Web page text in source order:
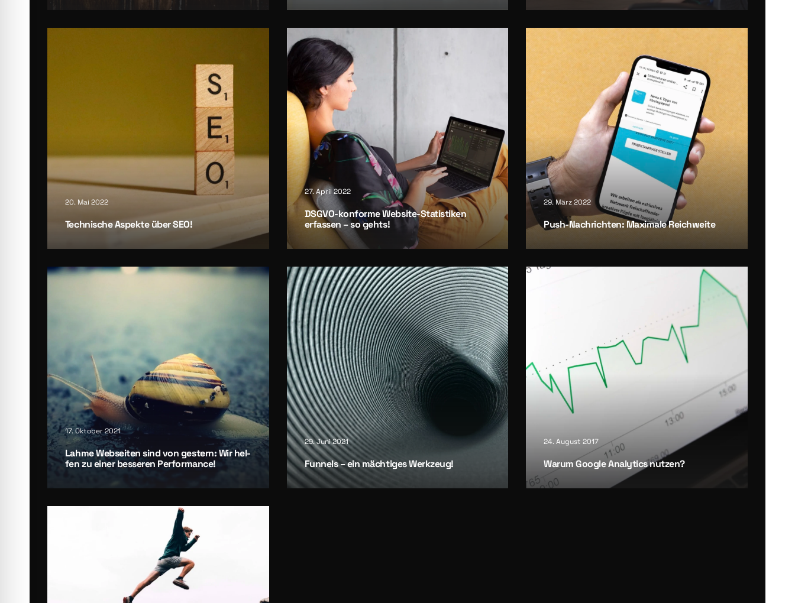
20. Mai 2022
Tech­ni­sche Aspek­te über SEO!
27. April 2022
DSGVO-kon­for­me Web­site-Sta­tis­ti­ken
erfas­sen – so gehts!
29. März 2022
Push-Nach­rich­ten: Maxi­ma­le Reich­wei­te
17. Oktober 2021
Lah­me Web­sei­ten sind von ges­tern: Wir hel­
fen zu einer bes­se­ren Per­for­mance!
29. Juni 2021
Fun­nels – ein mäch­ti­ges Werk­zeug!
24. August 2017
War­um Goog­le Ana­ly­tics nut­zen?